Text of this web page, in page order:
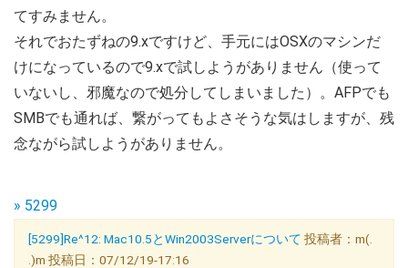
てすみません。
それでおたずねの9.xですけど、手元にはOSXのマシンだ
けになっているので9.xで試しようがありません（使って
いないし、邪魔なので処分してしまいました）。AFPでも
SMBでも通れば、繋がってもよさそうな気はしますが、残
念ながら試しようがありません。
» 5299
[5299]Re^12: Mac10.5とWin2003Serverについて 投稿者：m(.
.)m 投稿日：07/12/19-17:16